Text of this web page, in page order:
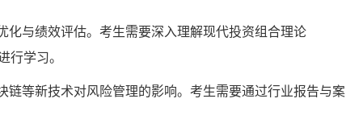
化与绩效评估。考生需要深入理解现代投资组合理论
行学习‌。
链等新技术对风险管理的影响。考生需要通过行业报告与案